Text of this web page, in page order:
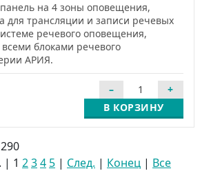
на 4 зоны оповещения,
для трансляции и записи речевых
речевого оповещения,
блоками речевого
АРИЯ.
В КОРЗИНУ
| 1 234 5 | След. | Конец | Все